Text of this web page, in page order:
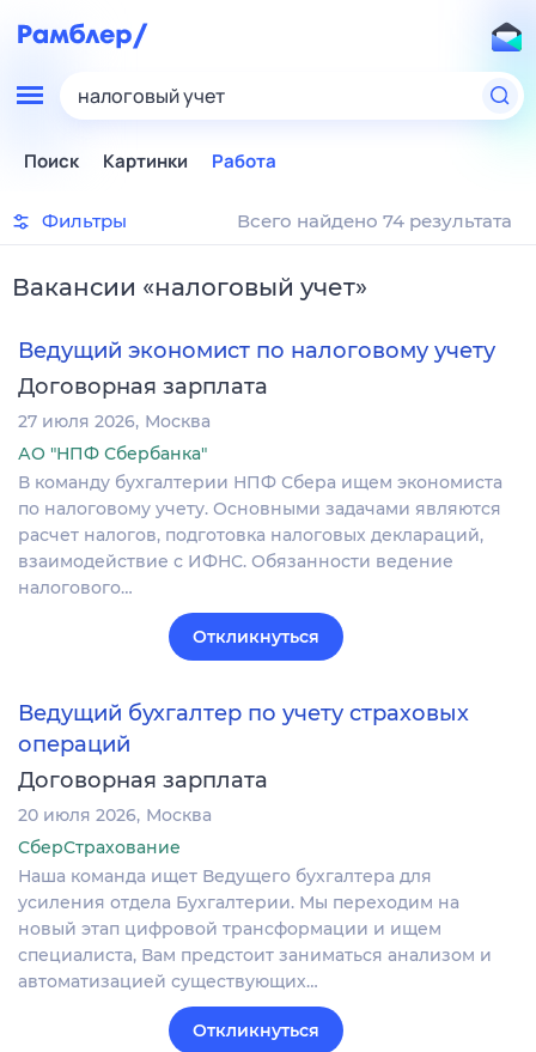
налоговый учет
Поиск Картинки Работа
Фильтры Всего найдено 74 результата
Вакансии «налоговый учет»
Ведущий экономист по налоговому учету
Договорная зарплата
27 июля 2026 Москва
АО "НПФ Сбербанка"
В команду бухгалтерии НПФ Сбера ищем экономиста
по налоговому учету. Основными задачами являются
расчет налогов, подготовка налоговых деклараций,
взаимодействие с ИФНС. Обязанности ведение
налогового…
Откликнуться
Ведущий бухгалтер по учету страховых
операций
Договорная зарплата
20 июля 2026 Москва
СберСтрахование
Наша команда ищет Ведущего бухгалтера для
усиления отдела Бухгалтерии. Мы переходим на
новый этап цифровой трансформации и ищем
специалиста, Вам предстоит заниматься анализом и
автоматизацией существующих…
Откликнуться